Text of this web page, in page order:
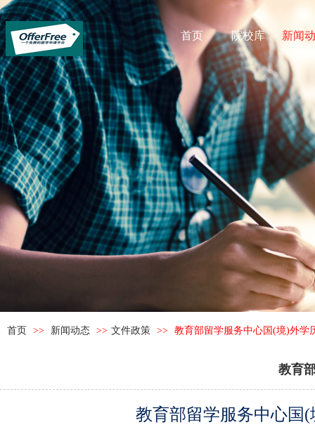
首页 院校库 新闻
首页 >> 新闻动态 >> 文件政策 >> 教育部留学服务中心国(境)外学
教育
教育部留学服务中心国